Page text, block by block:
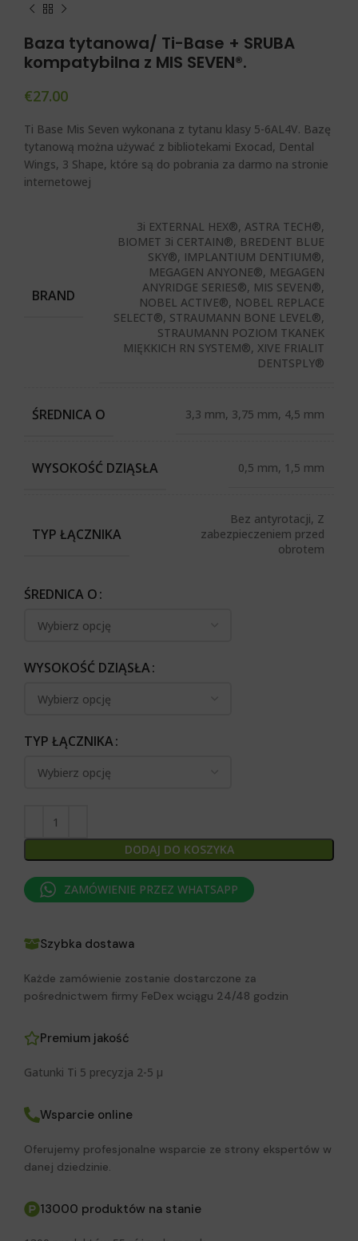
Baza tytanowa/ Ti-Base + SRUBA
kompatybilna z MIS SEVEN®.
€27.00
Ti Base Mis Seven wykonana z tytanu klasy 5-6AL4V. Bazę
tytanową można używać z bibliotekami Exocad, Dental
Wings, 3 Shape, które są do pobrania za darmo na stronie
internetowej
BRAND
3i EXTERNAL HEX®, ASTRA TECH®,
BIOMET 3i CERTAIN®, BREDENT BLUE
SKY®, IMPLANTIUM DENTIUM®,
MEGAGEN ANYONE®, MEGAGEN
ANYRIDGE SERIES®, MIS SEVEN®,
NOBEL ACTIVE®, NOBEL REPLACE
SELECT®, STRAUMANN BONE LEVEL®,
STRAUMANN POZIOM TKANEK
MIĘKKICH RN SYSTEM®, XIVE FRIALIT
DENTSPLY®
ŚREDNICA O 3,3 mm, 3,75 mm, 4,5 mm
WYSOKOŚĆ DZIĄSŁA 0,5 mm, 1,5 mm
TYP ŁĄCZNIKA
Bez antyrotacji, Z
zabezpieczeniem przed
obrotem
ŚREDNICA O
WYSOKOŚĆ DZIĄSŁA
TYP ŁĄCZNIKA
DODAJ DO KOSZYKA
ZAMÓWIENIE PRZEZ WHATSAPP
Szybka dostawa
Każde zamówienie zostanie dostarczone za
pośrednictwem firmy FeDex wciągu 24/48 godzin
Premium jakość
Gatunki Ti 5 precyzja 2-5 μ
Wsparcie online
Oferujemy profesjonalne wsparcie ze strony ekspertów w
danej dziedzinie.
13000 produktów na stanie